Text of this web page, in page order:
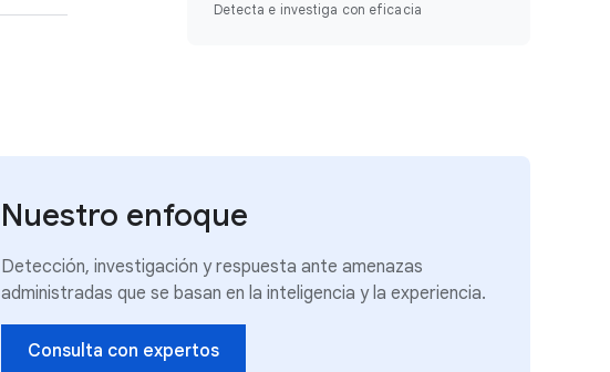
Detecta e investiga con eficacia
Nuestro enfoque
Detección, investigación y respuesta ante amenazas
administradas que se basan en la inteligencia y la experiencia.
Consulta con expertos